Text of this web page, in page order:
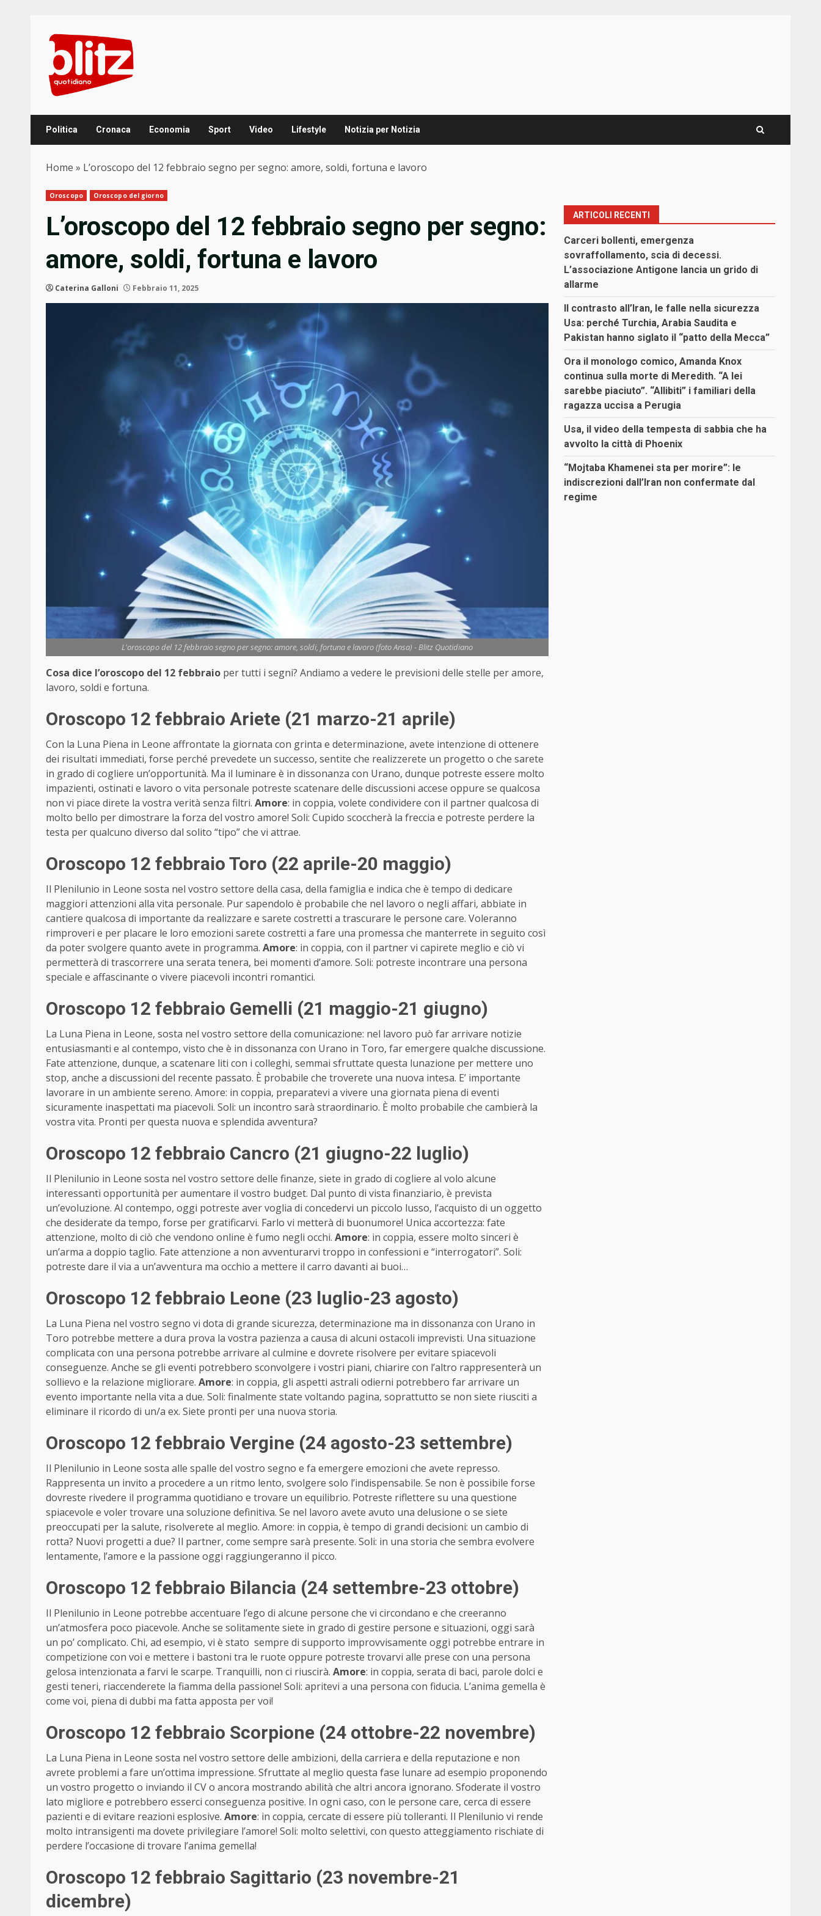
content
Politica Cronaca Economia Sport Video Lifestyle Notizia per Notizia
Home » L’oroscopo del 12 febbraio segno per segno: amore, soldi, fortuna e lavoro
Oroscopo Oroscopo del giorno
L’oroscopo del 12 febbraio segno per segno:
amore, soldi, fortuna e lavoro
Caterina Galloni Febbraio 11, 2025
L'oroscopo del 12 febbraio segno per segno: amore, soldi, fortuna e lavoro (foto Ansa) - Blitz Quotidiano
Cosa dice l’oroscopo del 12 febbraio per tutti i segni? Andiamo a vedere le previsioni delle stelle per amore,
lavoro, soldi e fortuna.
Oroscopo 12 febbraio Ariete (21 marzo-21 aprile)
Con la Luna Piena in Leone affrontate la giornata con grinta e determinazione, avete intenzione di ottenere
dei risultati immediati, forse perché prevedete un successo, sentite che realizzerete un progetto o che sarete
in grado di cogliere un’opportunità. Ma il luminare è in dissonanza con Urano, dunque potreste essere molto
impazienti, ostinati e lavoro o vita personale potreste scatenare delle discussioni accese oppure se qualcosa
non vi piace direte la vostra verità senza filtri. Amore: in coppia, volete condividere con il partner qualcosa di
molto bello per dimostrare la forza del vostro amore! Soli: Cupido scoccherà la freccia e potreste perdere la
testa per qualcuno diverso dal solito “tipo” che vi attrae.
Oroscopo 12 febbraio Toro (22 aprile-20 maggio)
Il Plenilunio in Leone sosta nel vostro settore della casa, della famiglia e indica che è tempo di dedicare
maggiori attenzioni alla vita personale. Pur sapendolo è probabile che nel lavoro o negli affari, abbiate in
cantiere qualcosa di importante da realizzare e sarete costretti a trascurare le persone care. Voleranno
rimproveri e per placare le loro emozioni sarete costretti a fare una promessa che manterrete in seguito così
da poter svolgere quanto avete in programma. Amore: in coppia, con il partner vi capirete meglio e ciò vi
permetterà di trascorrere una serata tenera, bei momenti d’amore. Soli: potreste incontrare una persona
speciale e affascinante o vivere piacevoli incontri romantici.
Oroscopo 12 febbraio Gemelli (21 maggio-21 giugno)
La Luna Piena in Leone, sosta nel vostro settore della comunicazione: nel lavoro può far arrivare notizie
entusiasmanti e al contempo, visto che è in dissonanza con Urano in Toro, far emergere qualche discussione.
Fate attenzione, dunque, a scatenare liti con i colleghi, semmai sfruttate questa lunazione per mettere uno
stop, anche a discussioni del recente passato. È probabile che troverete una nuova intesa. E’ importante
lavorare in un ambiente sereno. Amore: in coppia, preparatevi a vivere una giornata piena di eventi
sicuramente inaspettati ma piacevoli. Soli: un incontro sarà straordinario. È molto probabile che cambierà la
vostra vita. Pronti per questa nuova e splendida avventura?
Oroscopo 12 febbraio Cancro (21 giugno-22 luglio)
Il Plenilunio in Leone sosta nel vostro settore delle finanze, siete in grado di cogliere al volo alcune
interessanti opportunità per aumentare il vostro budget. Dal punto di vista finanziario, è prevista
un’evoluzione. Al contempo, oggi potreste aver voglia di concedervi un piccolo lusso, l’acquisto di un oggetto
che desiderate da tempo, forse per gratificarvi. Farlo vi metterà di buonumore! Unica accortezza: fate
attenzione, molto di ciò che vendono online è fumo negli occhi. Amore: in coppia, essere molto sinceri è
un’arma a doppio taglio. Fate attenzione a non avventurarvi troppo in confessioni e “interrogatori”. Soli:
potreste dare il via a un’avventura ma occhio a mettere il carro davanti ai buoi…
Oroscopo 12 febbraio Leone (23 luglio-23 agosto)
La Luna Piena nel vostro segno vi dota di grande sicurezza, determinazione ma in dissonanza con Urano in
Toro potrebbe mettere a dura prova la vostra pazienza a causa di alcuni ostacoli imprevisti. Una situazione
complicata con una persona potrebbe arrivare al culmine e dovrete risolvere per evitare spiacevoli
conseguenze. Anche se gli eventi potrebbero sconvolgere i vostri piani, chiarire con l’altro rappresenterà un
sollievo e la relazione migliorare. Amore: in coppia, gli aspetti astrali odierni potrebbero far arrivare un
evento importante nella vita a due. Soli: finalmente state voltando pagina, soprattutto se non siete riusciti a
eliminare il ricordo di un/a ex. Siete pronti per una nuova storia.
Oroscopo 12 febbraio Vergine (24 agosto-23 settembre)
Il Plenilunio in Leone sosta alle spalle del vostro segno e fa emergere emozioni che avete represso.
Rappresenta un invito a procedere a un ritmo lento, svolgere solo l’indispensabile. Se non è possibile forse
dovreste rivedere il programma quotidiano e trovare un equilibrio. Potreste riflettere su una questione
spiacevole e voler trovare una soluzione definitiva. Se nel lavoro avete avuto una delusione o se siete
preoccupati per la salute, risolverete al meglio. Amore: in coppia, è tempo di grandi decisioni: un cambio di
rotta? Nuovi progetti a due? Il partner, come sempre sarà presente. Soli: in una storia che sembra evolvere
lentamente, l’amore e la passione oggi raggiungeranno il picco.
Oroscopo 12 febbraio Bilancia (24 settembre-23 ottobre)
Il Plenilunio in Leone potrebbe accentuare l’ego di alcune persone che vi circondano e che creeranno
un’atmosfera poco piacevole. Anche se solitamente siete in grado di gestire persone e situazioni, oggi sarà
un po’ complicato. Chi, ad esempio, vi è stato sempre di supporto improvvisamente oggi potrebbe entrare in
competizione con voi e mettere i bastoni tra le ruote oppure potreste trovarvi alle prese con una persona
gelosa intenzionata a farvi le scarpe. Tranquilli, non ci riuscirà. Amore: in coppia, serata di baci, parole dolci e
gesti teneri, riaccenderete la fiamma della passione! Soli: apritevi a una persona con fiducia. L’anima gemella è
come voi, piena di dubbi ma fatta apposta per voi!
Oroscopo 12 febbraio Scorpione (24 ottobre-22 novembre)
La Luna Piena in Leone sosta nel vostro settore delle ambizioni, della carriera e della reputazione e non
avrete problemi a fare un’ottima impressione. Sfruttate al meglio questa fase lunare ad esempio proponendo
un vostro progetto o inviando il CV o ancora mostrando abilità che altri ancora ignorano. Sfoderate il vostro
lato migliore e potrebbero esserci conseguenza positive. In ogni caso, con le persone care, cerca di essere
pazienti e di evitare reazioni esplosive. Amore: in coppia, cercate di essere più tolleranti. Il Plenilunio vi rende
molto intransigenti ma dovete privilegiare l’amore! Soli: molto selettivi, con questo atteggiamento rischiate di
perdere l’occasione di trovare l’anima gemella!
Oroscopo 12 febbraio Sagittario (23 novembre-21
dicembre)
ARTICOLI RECENTI
Carceri bollenti, emergenza
sovraffollamento, scia di decessi.
L’associazione Antigone lancia un grido di
allarme
Il contrasto all’Iran, le falle nella sicurezza
Usa: perché Turchia, Arabia Saudita e
Pakistan hanno siglato il “patto della Mecca”
Ora il monologo comico, Amanda Knox
continua sulla morte di Meredith. “A lei
sarebbe piaciuto”. “Allibiti” i familiari della
ragazza uccisa a Perugia
Usa, il video della tempesta di sabbia che ha
avvolto la città di Phoenix
“Mojtaba Khamenei sta per morire”: le
indiscrezioni dall’Iran non confermate dal
regime